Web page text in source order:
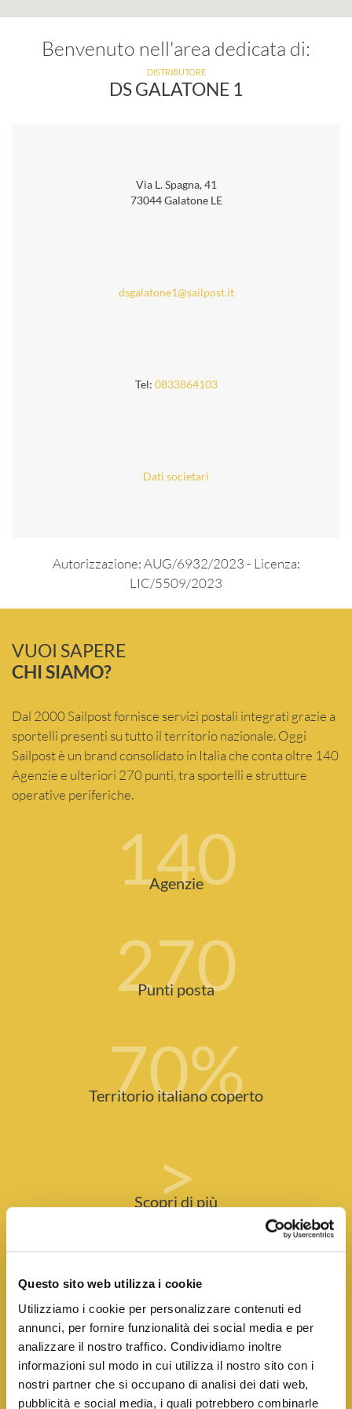
Questo sito web utilizza i cookie
Utilizziamo i cookie per personalizzare contenuti ed
annunci, per fornire funzionalità dei social media e per
analizzare il nostro traffico. Condividiamo inoltre
informazioni sul modo in cui utilizza il nostro sito con i
nostri partner che si occupano di analisi dei dati web,
pubblicità e social media, i quali potrebbero combinarle
Benvenuto nell'area dedicata di:
DISTRIBUTORE
DS GALATONE 1
Via L. Spagna, 41
73044 Galatone LE
dsgalatone1@sailpost.it
Tel: 0833864103
Dati societari
Autorizzazione: AUG/6932/2023 - Licenza:
LIC/5509/2023
VUOI SAPERE
CHI SIAMO?
Dal 2000 Sailpost fornisce servizi postali integrati grazie a
sportelli presenti su tutto il territorio nazionale. Oggi
Sailpost è un brand consolidato in Italia che conta oltre 140
Agenzie e ulteriori 270 punti, tra sportelli e strutture
operative periferiche.
140
Agenzie
270
Punti posta
70%
Territorio italiano coperto
>
Scopri di più
EHAI CAPACITÀ COMMERCIALI?
Sailpost è un brand consolidato nel mercato postale e sta
cercando un imprenditore come te per ampliare la sua
copertura in Italia! Dopo 20 anni, possiamo essere
orgogliosi di avere oltre 140 Agenzie in Italia. Siamo infatti